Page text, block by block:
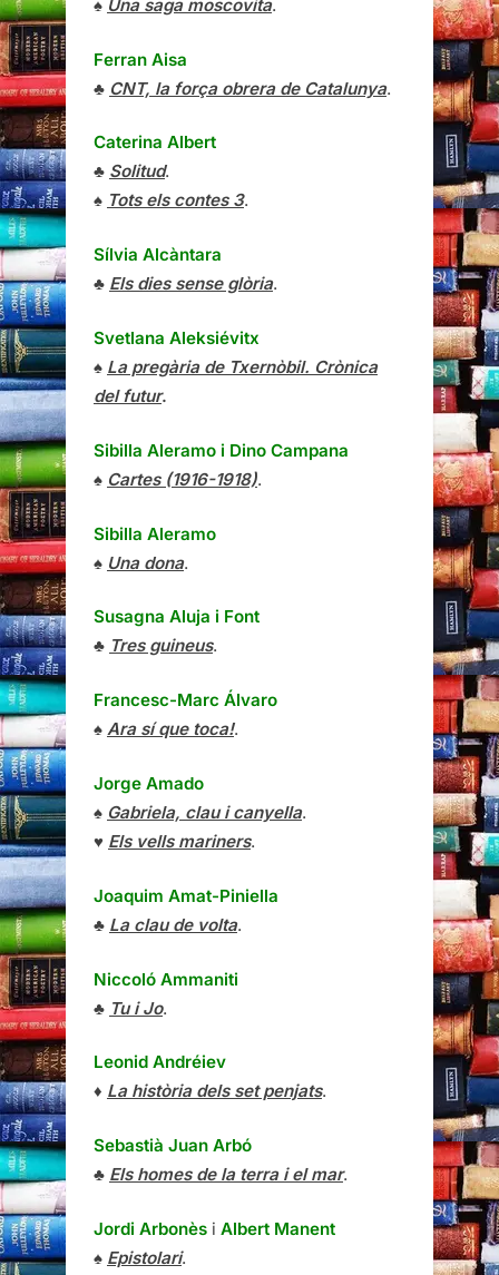
♠ Una saga moscovita.
Ferran Aisa
♣ CNT, la força obrera de Catalunya.
Caterina Albert
♣ Solitud.
♠ Tots els contes 3.
Sílvia Alcàntara
♣ Els dies sense glòria.
Svetlana Aleksiévitx
♠ La pregària de Txernòbil. Crònica
del futur.
Sibilla Aleramo i Dino Campana
♠ Cartes (1916-1918).
Sibilla Aleramo
♠ Una dona.
Susagna Aluja i Font
♣ Tres guineus.
Francesc-Marc Álvaro
♠ Ara sí que toca!.
Jorge Amado
♠ Gabriela, clau i canyella.
♥ Els vells mariners.
Joaquim Amat-Piniella
♣ La clau de volta.
Niccoló Ammaniti
♣ Tu i Jo.
Leonid Andréiev
♦ La història dels set penjats.
Sebastià Juan Arbó
♣ Els homes de la terra i el mar.
Jordi Arbonès i Albert Manent
♠ Epistolari.